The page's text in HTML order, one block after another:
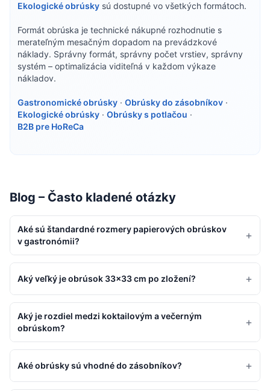
Ekologické obrúsky sú dostupné vo všetkých formátoch.
Formát obrúska je technické nákupné rozhodnutie s
merateľným mesačným dopadom na prevádzkové
náklady. Správny formát, správny počet vrstiev, správny
systém – optimalizácia viditeľná v každom výkaze
nákladov.
Gastronomické obrúsky · Obrúsky do zásobníkov ·
Ekologické obrúsky · Obrúsky s potlačou ·
B2B pre HoReCa
Blog – Často kladené otázky
Aké sú štandardné rozmery papierových obrúskov
v gastronómii?
+
Aký veľký je obrúsok 33×33 cm po zložení? +
Aký je rozdiel medzi koktailovým a večerným
obrúskom?
+
Aké obrúsky sú vhodné do zásobníkov? +